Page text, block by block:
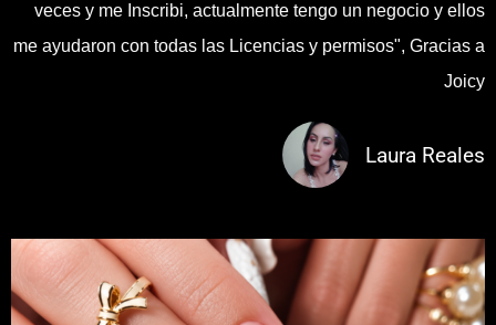
veces y me Inscribi, actualmente tengo un negocio y ellos
me ayudaron con todas las Licencias y permisos", Gracias a
Joicy
Laura Reales